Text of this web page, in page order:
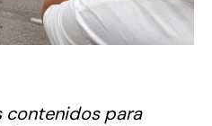
contenidos para